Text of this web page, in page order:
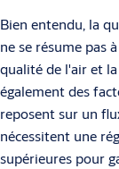
Bien entendu, la
ne se résume pas
qualité de l'air et
également des
reposent sur un
nécessitent une
supérieures pour